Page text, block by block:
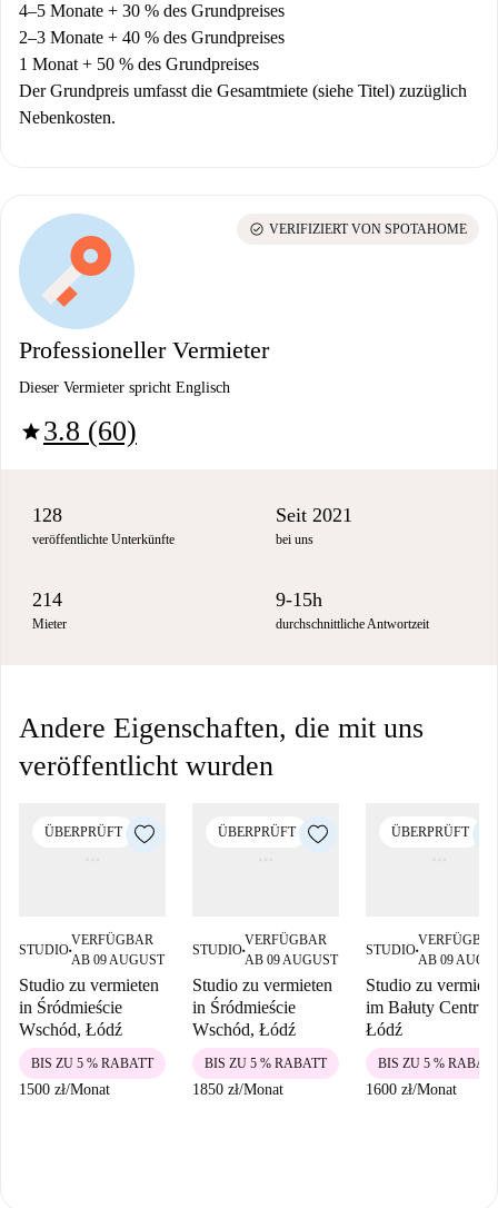
4–5 Monate + 30 % des Grundpreises
2–3 Monate + 40 % des Grundpreises
1 Monat + 50 % des Grundpreises
Der Grundpreis umfasst die Gesamtmiete (siehe Titel) zuzüglich
Nebenkosten.
Professioneller Vermieter
Dieser Vermieter spricht Englisch
star3.8 (60)
check_circle VERIFIZIERT VON SPOTAHOME
128
veröffentlichte Unterkünfte
Seit 2021
bei uns
214
Mieter
9-15h
durchschnittliche Antwortzeit
Andere Eigenschaften, die mit uns
veröffentlicht wurden
ÜBERPRÜFT
STUDIO■
VERFÜGBAR
AB 09 AUGUST
Studio zu vermieten
in Śródmieście
Wschód, Łódź
1500 zł/Monat
BIS ZU 5 % RABATT
ÜBERPRÜFT
STUDIO■
VERFÜGBAR
AB 09 AUGUST
Studio zu vermieten
in Śródmieście
Wschód, Łódź
1850 zł/Monat
BIS ZU 5 % RABATT
ÜBERPRÜFT
STUDIO■
AB 09
Studio zu
im Bałuty
Łódź
1600 zł/Monat
BIS ZU 5 %